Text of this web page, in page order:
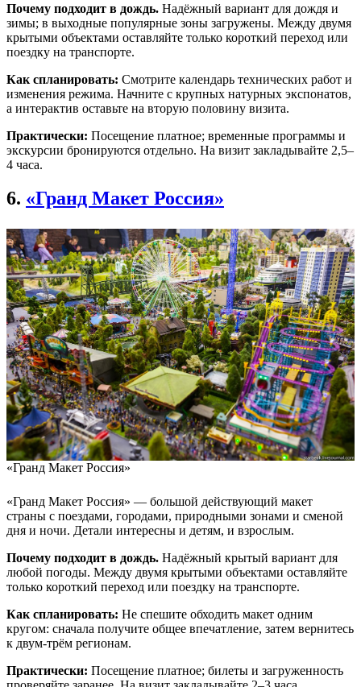
Почему подходит в дождь. Надёжный вариант для дождя и
зимы; в выходные популярные зоны загружены. Между двумя
крытыми объектами оставляйте только короткий переход или
поездку на транспорте.
Как спланировать: Смотрите календарь технических работ и
изменения режима. Начните с крупных натурных экспонатов,
а интерактив оставьте на вторую половину визита.
Практически: Посещение платное; временные программы и
экскурсии бронируются отдельно. На визит закладывайте 2,5–
4 часа.
6. «Гранд Макет Россия»
«Гранд Макет Россия»
«Гранд Макет Россия» — большой действующий макет
страны с поездами, городами, природными зонами и сменой
дня и ночи. Детали интересны и детям, и взрослым.
Почему подходит в дождь. Надёжный крытый вариант для
любой погоды. Между двумя крытыми объектами оставляйте
только короткий переход или поездку на транспорте.
Как спланировать: Не спешите обходить макет одним
кругом: сначала получите общее впечатление, затем вернитесь
к двум-трём регионам.
Практически: Посещение платное; билеты и загруженность